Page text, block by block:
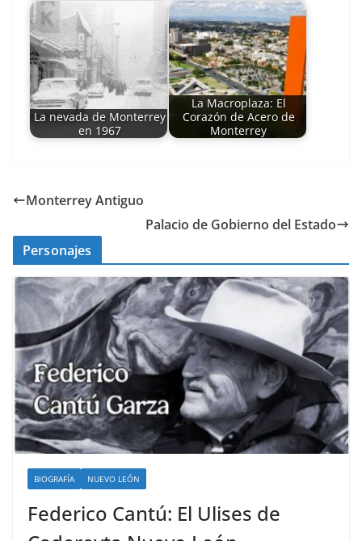
La nevada de Monterrey
en 1967
La Macroplaza: El
Corazón de Acero de
Monterrey
Monterrey Antiguo
Palacio de Gobierno del Estado
Personajes
BIOGRAFÍA NUEVO LEÓN
Federico Cantú: El Ulises de